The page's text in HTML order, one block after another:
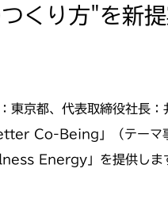
くり方"を新
東京都、代表取締役社長：
Co-Being 」（テー
Energy 」を提供しま